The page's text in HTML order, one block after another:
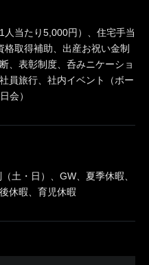
当たり5,000円）、住宅手当
格取得補助、出産お祝い金制
、表彰制度、呑みニケーショ
員旅行、社内イベント（ボー
会）
土・日）、GW、夏季休暇、
休暇、育児休暇